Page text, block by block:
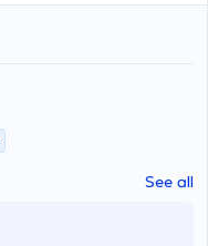
See all